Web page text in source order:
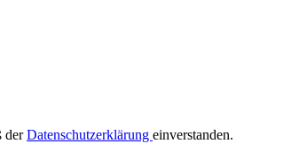
derDatenschutzerklärung einverstanden.